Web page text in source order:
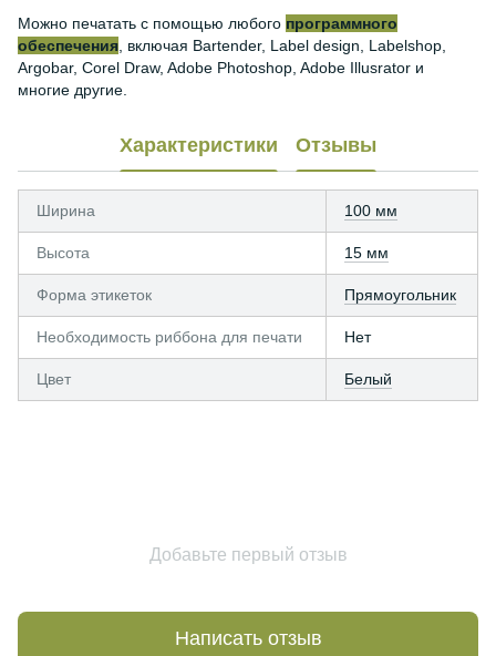
Можно печатать с помощью любого программного
обеспечения , включая Bartender, Label design, Labelshop,
Argobar, Corel Draw, Adobe Photoshop, Adobe Illusrator и
многие другие.
Характеристики Отзывы
Ширина 100 мм
Высота 15 мм
Форма этикеток Прямоугольник
Необходимость риббона для печати Нет
Цвет Белый
Добавьте первый отзыв
Написать отзыв